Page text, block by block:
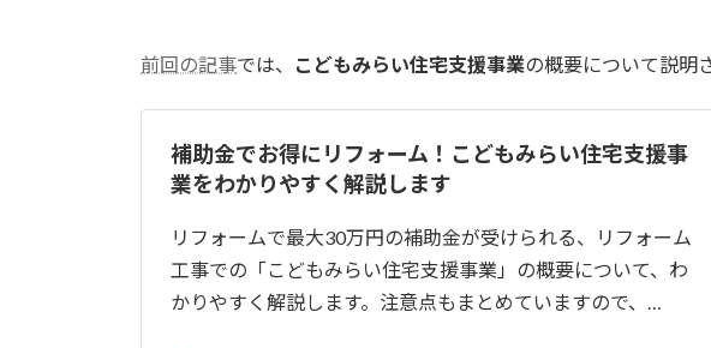
前回の記事では、 こどもみらい住宅支援事業の概要について説明
補助金でお得にリフォーム！こどもみらい住宅支援事
業をわかりやすく解説します
リフォームで最大30万円の補助金が受けられる、リフォーム
工事での「こどもみらい住宅支援事業」の概要について、わ
かりやすく解説します。注意点もまとめていますので、…